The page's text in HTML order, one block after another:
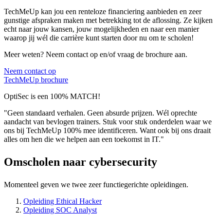
TechMeUp kan jou een renteloze financiering aanbieden en zeer
gunstige afspraken maken met betrekking tot de aflossing. Ze kijken
echt naar jouw kansen, jouw mogelijkheden en naar een manier
waarop jij wél die carrière kunt starten door nu om te scholen!
Meer weten? Neem contact op en/of vraag de brochure aan.
Neem contact op
TechMeUp brochure
OptiSec is een 100% MATCH!
"Geen standaard verhalen. Geen absurde prijzen. Wél oprechte
aandacht van bevlogen trainers. Stuk voor stuk onderdelen waar we
ons bij TechMeUp 100% mee identificeren. Want ook bij ons draait
alles om hen die we helpen aan een toekomst in IT."
Omscholen naar cybersecurity
Momenteel geven we twee zeer functiegerichte opleidingen.
Opleiding Ethical Hacker
Opleiding SOC Analyst